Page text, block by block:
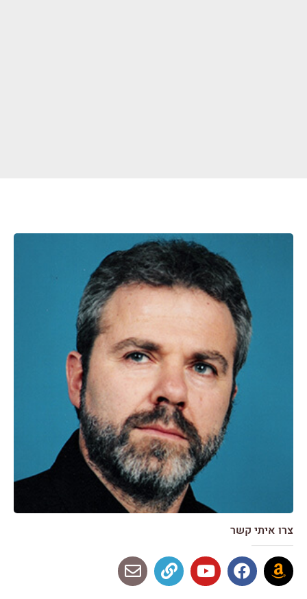
צרו איתי קשר